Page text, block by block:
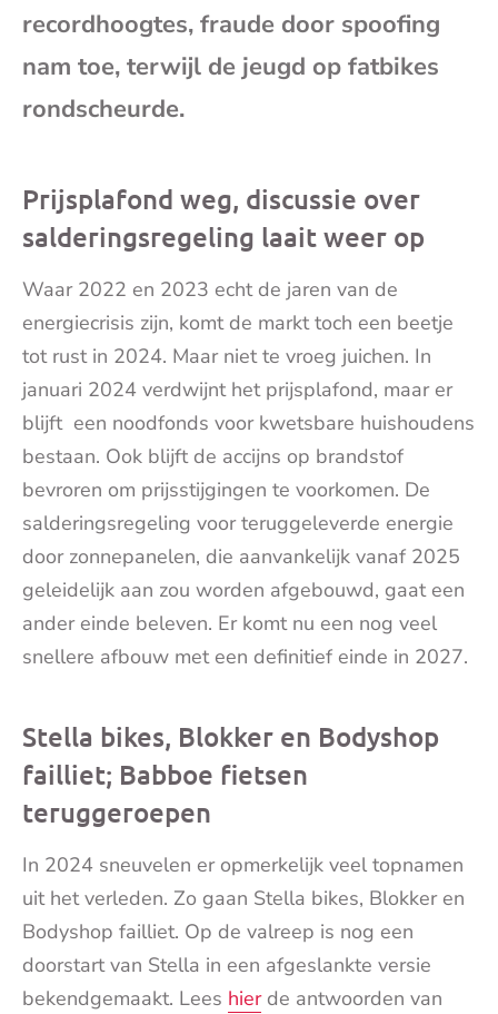
recordhoogtes, fraude door spoofing
nam toe, terwijl de jeugd op fatbikes
rondscheurde.
Prijsplafond weg, discussie over
salderingsregeling laait weer op
Waar 2022 en 2023 echt de jaren van de
energiecrisis zijn, komt de markt toch een beetje
tot rust in 2024. Maar niet te vroeg juichen. In
januari 2024 verdwijnt het prijsplafond, maar er
blijft een noodfonds voor kwetsbare huishoudens
bestaan. Ook blijft de accijns op brandstof
bevroren om prijsstijgingen te voorkomen. De
salderingsregeling voor teruggeleverde energie
door zonnepanelen, die aanvankelijk vanaf 2025
geleidelijk aan zou worden afgebouwd, gaat een
ander einde beleven. Er komt nu een nog veel
snellere afbouw met een definitief einde in 2027.
Stella bikes, Blokker en Bodyshop
failliet; Babboe fietsen
teruggeroepen
In 2024 sneuvelen er opmerkelijk veel topnamen
uit het verleden. Zo gaan Stella bikes, Blokker en
Bodyshop failliet. Op de valreep is nog een
doorstart van Stella in een afgeslankte versie
bekendgemaakt. Lees hierde antwoorden van